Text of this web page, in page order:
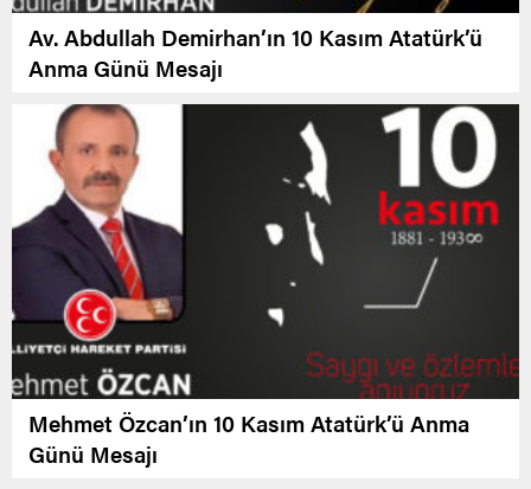
Av. Abdullah Demirhan’ın 10 Kasım Atatürk’ü
Anma Günü Mesajı
Mehmet Özcan’ın 10 Kasım Atatürk’ü Anma
Günü Mesajı